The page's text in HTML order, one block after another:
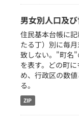
男女別人口及
住民基本台帳に
たる丁）別に毎
致しない。"町名
を表す。どの町
め、行政区の数
る。
ZIP